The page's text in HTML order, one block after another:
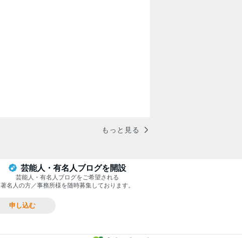
もっと見る
芸能人・有名人ブログを開設
芸能人・有名人ブログをご希望される
著名人の方／事務所様を随時募集しております。
申し込む